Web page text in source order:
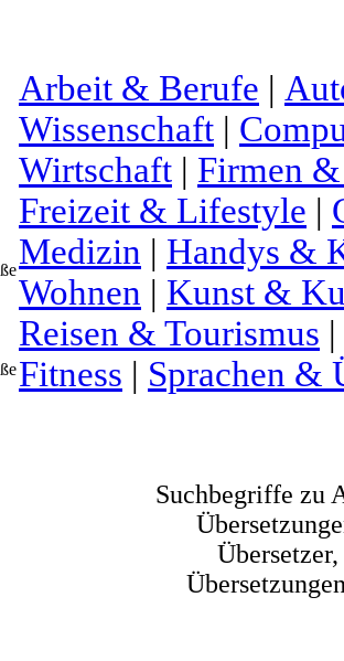
Arbeit & Berufe |
Wissenschaft |
Wirtschaft | Firmen
Freizeit & Lifestyle |
Medizin | Handys &
Wohnen | Kunst &
Reisen & Tourismus |
Fitness | Sprachen &
Suchbegriffe zu